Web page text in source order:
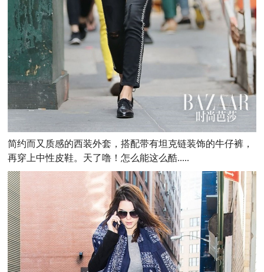
简约而又质感的西装外套，搭配带有坦克链装饰的牛仔裤，
再穿上中性皮鞋。天了噜！怎么能这么酷.....